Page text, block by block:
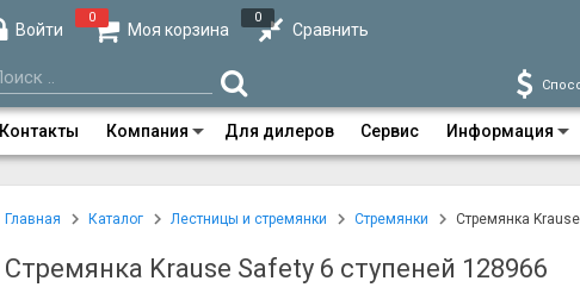
Войти Моя корзина
0
Сравнить
0
Контакты Компания Для дилеров Сервис Информация
Главная Каталог Лестницы и стремянки Стремянки Стремянка
Стремянка Krause Safety 6 ступеней 128966